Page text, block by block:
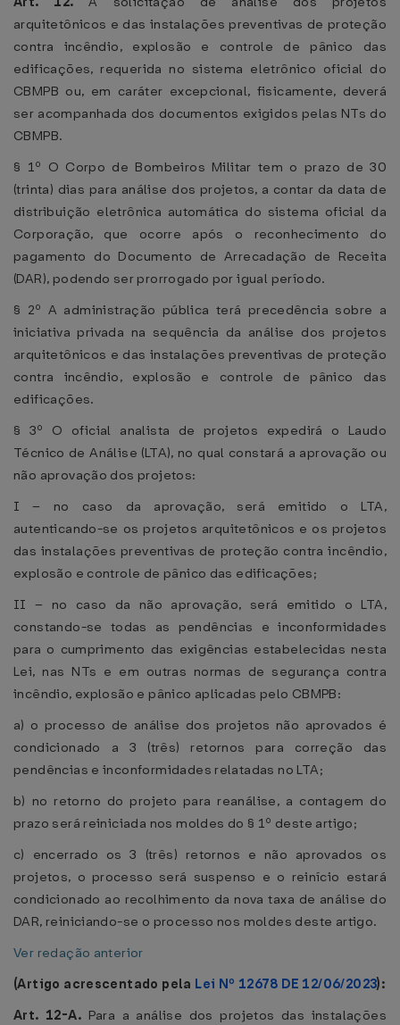
arquitetônicos e das instalações preventivas de proteção
contra incêndio, explosão e controle de pânico das
edificações, requerida no sistema eletrônico oficial do
CBMPB ou, em caráter excepcional, fisicamente, deverá
ser acompanhada dos documentos exigidos pelas NTs do
CBMPB.
§ 1º O Corpo de Bombeiros Militar tem o prazo de 30
(trinta) dias para análise dos projetos, a contar da data de
distribuição eletrônica automática do sistema oficial da
Corporação, que ocorre após o reconhecimento do
pagamento do Documento de Arrecadação de Receita
(DAR), podendo ser prorrogado por igual período.
§ 2º A administração pública terá precedência sobre a
iniciativa privada na sequência da análise dos projetos
arquitetônicos e das instalações preventivas de proteção
contra incêndio, explosão e controle de pânico das
edificações.
§ 3º O oficial analista de projetos expedirá o Laudo
Técnico de Análise (LTA), no qual constará a aprovação ou
não aprovação dos projetos:
I – no caso da aprovação, será emitido o LTA,
autenticando-se os projetos arquitetônicos e os projetos
das instalações preventivas de proteção contra incêndio,
explosão e controle de pânico das edificações;
II – no caso da não aprovação, será emitido o LTA,
constando-se todas as pendências e inconformidades
para o cumprimento das exigências estabelecidas nesta
Lei, nas NTs e em outras normas de segurança contra
incêndio, explosão e pânico aplicadas pelo CBMPB:
a) o processo de análise dos projetos não aprovados é
condicionado a 3 (três) retornos para correção das
pendências e inconformidades relatadas no LTA;
b) no retorno do projeto para reanálise, a contagem do
prazo será reiniciada nos moldes do § 1º deste artigo;
c) encerrado os 3 (três) retornos e não aprovados os
projetos, o processo será suspenso e o reinício estará
condicionado ao recolhimento da nova taxa de análise do
DAR, reiniciando-se o processo nos moldes deste artigo.
Ver redação anterior
(Artigo acrescentado pela Lei Nº 12678 DE 12/06/2023):
Art. 12-A. Para a análise dos projetos das instalações